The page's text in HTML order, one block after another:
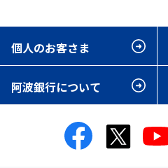
個人のお客さま
阿波銀行について